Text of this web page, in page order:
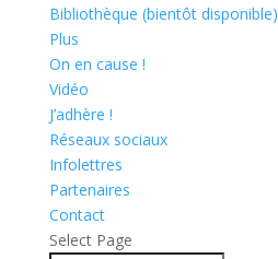
Bibliothèque (bientôt disponible)
Plus
On en cause !
Vidéo
J’adhère !
Réseaux sociaux
Infolettres
Partenaires
Contact
Select Page